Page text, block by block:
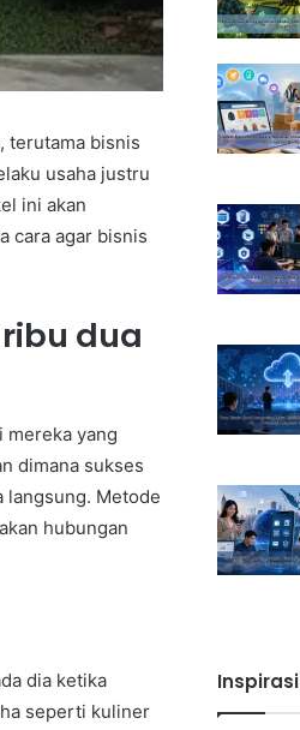
terutama bisnis
usaha justru
ini akan
cara agar bisnis
dua
yang
dimana sukses
langsung. Metode
hubungan
dia ketika
seperti kuliner